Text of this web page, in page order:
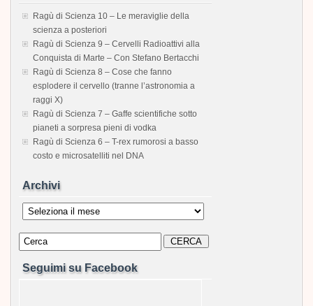
Ragù di Scienza 10 – Le meraviglie della
scienza a posteriori
Ragù di Scienza 9 – Cervelli Radioattivi alla
Conquista di Marte – Con Stefano Bertacchi
Ragù di Scienza 8 – Cose che fanno
esplodere il cervello (tranne l’astronomia a
raggi X)
Ragù di Scienza 7 – Gaffe scientifiche sotto
pianeti a sorpresa pieni di vodka
Ragù di Scienza 6 – T-rex rumorosi a basso
costo e microsatelliti nel DNA
Archivi
Archivi
Seguimi su Facebook